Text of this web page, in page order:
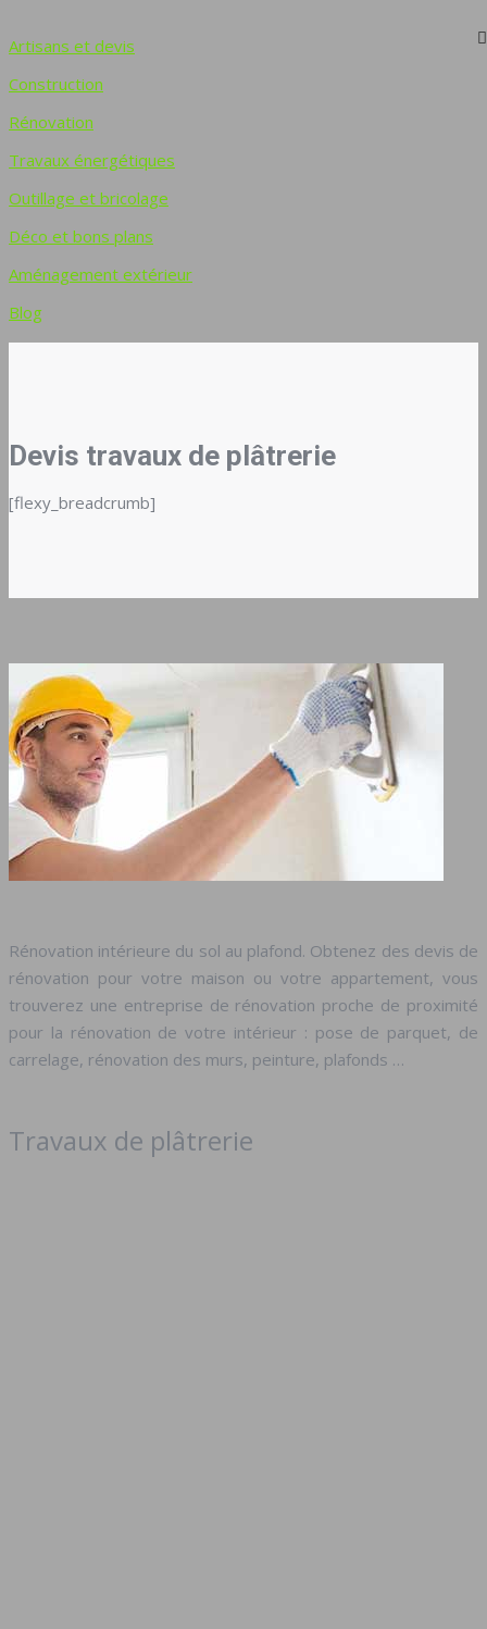
Artisans et devis
Construction
Rénovation
Travaux énergétiques
Outillage et bricolage
Déco et bons plans
Aménagement extérieur
Blog
Devis travaux de plâtrerie
[flexy_breadcrumb]
Rénovation intérieure du sol au plafond. Obtenez des devis de
rénovation pour votre maison ou votre appartement, vous
trouverez une entreprise de rénovation proche de proximité
pour la rénovation de votre intérieur : pose de parquet, de
carrelage, rénovation des murs, peinture, plafonds …
Travaux de plâtrerie